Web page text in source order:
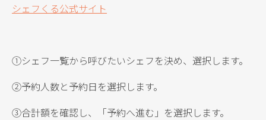
シェフくる公式サイト
①シェフ一覧から呼びたいシェフを決め、選択します。
②予約人数と予約日を選択します。
③合計額を確認し、「予約へ進む」を選択します。